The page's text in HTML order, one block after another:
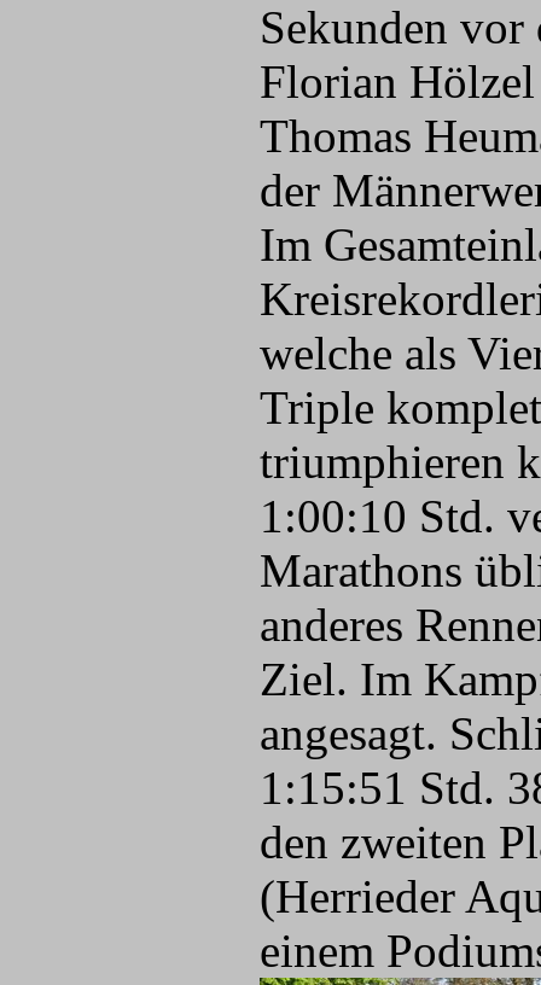
Sekunden
Florian Hölzel
Thomas
der
Im
welche als
Triple
triumphieren
1:00:10 Std.
Marathons
anderes
Ziel. Im
angesagt.
1:15:51 Std.
den zweiten
(Herrieder
einem